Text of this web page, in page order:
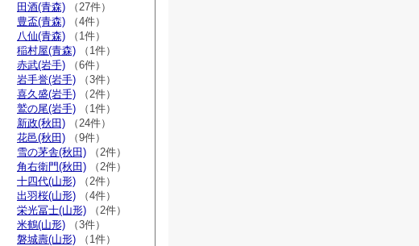
田酒(青森) （27件）
豊盃(青森) （4件）
八仙(青森) （1件）
稲村屋(青森) （1件）
赤武(岩手) （6件）
岩手誉(岩手) （3件）
喜久盛(岩手) （2件）
鷲の尾(岩手) （1件）
新政(秋田) （24件）
花邑(秋田) （9件）
雪の茅舎(秋田) （2件）
角右衛門(秋田) （2件）
十四代(山形) （2件）
出羽桜(山形) （4件）
栄光冨士(山形) （2件）
米鶴(山形) （3件）
磐城壽(山形) （1件）